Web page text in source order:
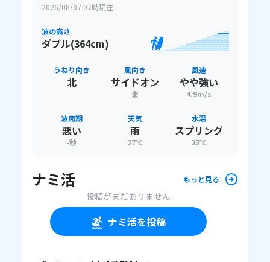
2026/08/07 07時現在
波の高さ
ダブル(364cm)
うねり向き
北
風向き
サイドオン
東
風速
やや強い
4.9m/s
波周期
悪い
-秒
天気
雨
27℃
水温
スプリング
25℃
ナミ活 もっと見る
投稿がまだありません
ナミ活を投稿